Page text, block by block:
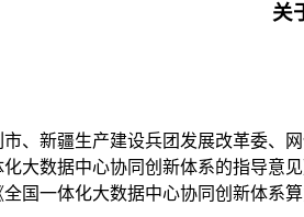
关
、新疆生产建设兵团发展改革委、
数据中心协同创新体系的指导意见
国一体化大数据中心协同创新体系